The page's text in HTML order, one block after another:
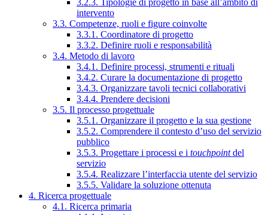
3.2.3. Tipologie di progetto in base all’ambito di
intervento
3.3. Competenze, ruoli e figure coinvolte
3.3.1. Coordinatore di progetto
3.3.2. Definire ruoli e responsabilità
3.4. Metodo di lavoro
3.4.1. Definire processi, strumenti e rituali
3.4.2. Curare la documentazione di progetto
3.4.3. Organizzare tavoli tecnici collaborativi
3.4.4. Prendere decisioni
3.5. Il processo progettuale
3.5.1. Organizzare il progetto e la sua gestione
3.5.2. Comprendere il contesto d’uso del servizio
pubblico
3.5.3. Progettare i processi e i touchpointdel
servizio
3.5.4. Realizzare l’interfaccia utente del servizio
3.5.5. Validare la soluzione ottenuta
4. Ricerca progettuale
4.1. Ricerca primaria